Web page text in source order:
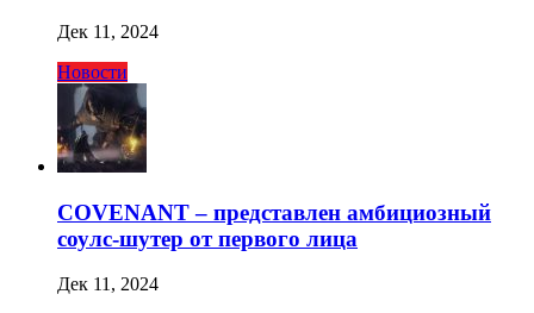
Дек 11, 2024
Новости
COVENANT – представлен амбициозный
соулс-шутер от первого лица
Дек 11, 2024